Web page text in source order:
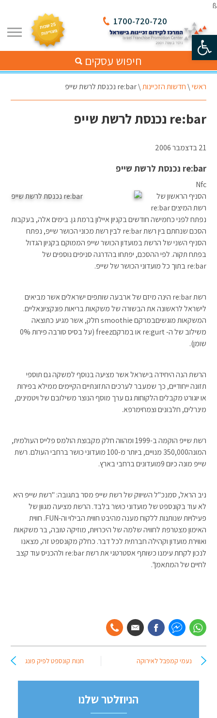
פתח סרגל נגישות
ß
1700-720-720
חיפוש עסקים
ראשי\חדשות הזכיינות\re:bar נכנסת לרשת שייפ
re:bar נכנסת לרשת שייפ
21 בדצמבר 2006
re:bar נכנסת לרשת שייפ
Nfc
הסניף הראשון של
רשת המיצים re:bar
נפתח לפני כחמישה חודשים בקניון איילון ברמת גן. בימים אלה, בעקבות
הסכם שנחתם בין רשת re:bar לבין רשת מכוני הכושר שייפ, נפתח
הסניף השני של הרשת במועדון הכושר שייפ הממוקם בקניון הגדול
בפתח תקוה. לפי ההסכם, יפתחו בהדרגה סניפים נוספים של
re:bar בתוך כל מועדוני הכושר של שייפ.
רשת re:bar הינה מיזם של ארבעה שותפים ישראלים אשר מביאים
לישראל לראשונה את הבשורה של משקאות בריאות פונקציונאליים.
המשקאות מוגשיםבמרקם smoothie חלק, אשר מגיע כתוצאה
משילוב של ה- re:gurt או במרקםfreez (על בסיס סורבה פירות 0%
שומן).
הרשת הנה היחידה בישראל אשר מציעה בנוסף למשקה גם תוספי
תזונה ייחודיים, כך שמעבר לערכים התזונתיים הקיימים ממילא בפירות
או יוגורט מקבלים הלקוחות גם ערך מוסף הנוצר משילובם של ויטמינים,
מינרלים, חלבונים וצמחימרפא.
רשת שייפ הוקמה ב-1999 ומהווה חלק מקבוצת הולמס פלייס העולמית,
המונה350,000 מנויים, ביותר מ-100 מועדוני כושר ברחבי העולם. רשת
שייפ מונה כיום 9מועדונים ברחבי בארץ.
ניב הראל, סמנכ"ל השיווק של רשת שייפ מסר בתגובה: "רשת שייפ היא
לא עוד בקונספט של מועדוני כושר בלבד. הרשת מציעה מגוון של
פעילויות שנותנות ללקוח מענה מהיבט חווית הבילוי וה-FUN. חווית
האימון מצטרפת לחוויה שלמה של היכרויות, מוזיקה טובה, בר משקאות
ואווירת מועדון וקהילה חברתית לכל דבר. כחלק מקונספט זה, מצאנו
לנכון לקחת עימנו כשותף אסטרטגי את רשת re:bar ולהכניס עוד קצב
לחיים של המתאמן".
נעמי קמפבל לאירוקה חנות קונספט לפיק פונג
הניוזלטר שלנו